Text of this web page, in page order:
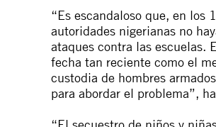
“Es escandaloso que, en los
autoridades nigerianas no
ataques contra las escuelas.
fecha tan reciente como el
custodia de hombres
para abordar el problema”,